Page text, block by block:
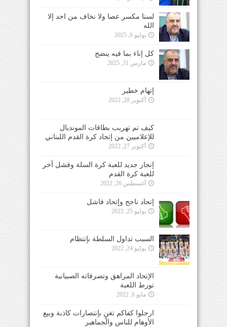
لسنا مكسر عصا ولا نخاف من احد إلا
الله
يوليو 6, 2025
كل إناء بما فيه ينضح
مارس 31, 2025
إتهام خطير
أكتوبر 28, 2022
كيف تم تهريب بطاقات المونديال
للإعلاميين من إتحاد كرة القدم اللبناني
أكتوبر 27, 2022
إنجاز جديد للعبة كرة السلة وفشل آخر
للعبة كرة القدم
أغسطس 26, 2022
إتحاد ناجح وإتحاد فاشل
يوليو 25, 2022
السبب تداول السلطة بإنتظام
يوليو 24, 2022
الإتحاد المراهق وتصرفاته الصبيانية
تورط اللعبة
مايو 6, 2022
ارحلوا كفاكم تغنٍ بإنتصارات كاذبة وبيع
الأوهام للناس والجماهير